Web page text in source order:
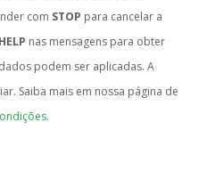
com STOP para cancelar a
HELP nas mensagens para obter
podem ser aplicadas. A
Saiba mais em nossa página de